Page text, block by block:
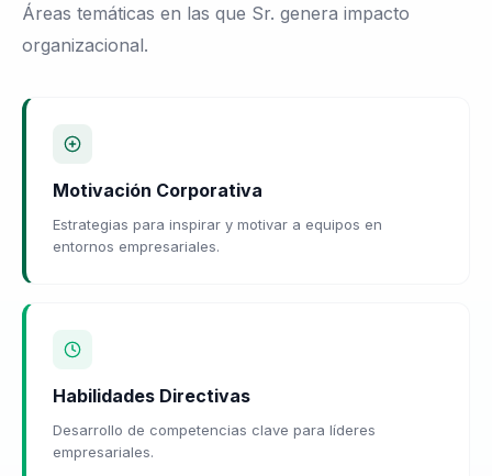
Áreas temáticas en las que Sr. genera impacto
organizacional.
Motivación Corporativa
Estrategias para inspirar y motivar a equipos en
entornos empresariales.
Habilidades Directivas
Desarrollo de competencias clave para líderes
empresariales.